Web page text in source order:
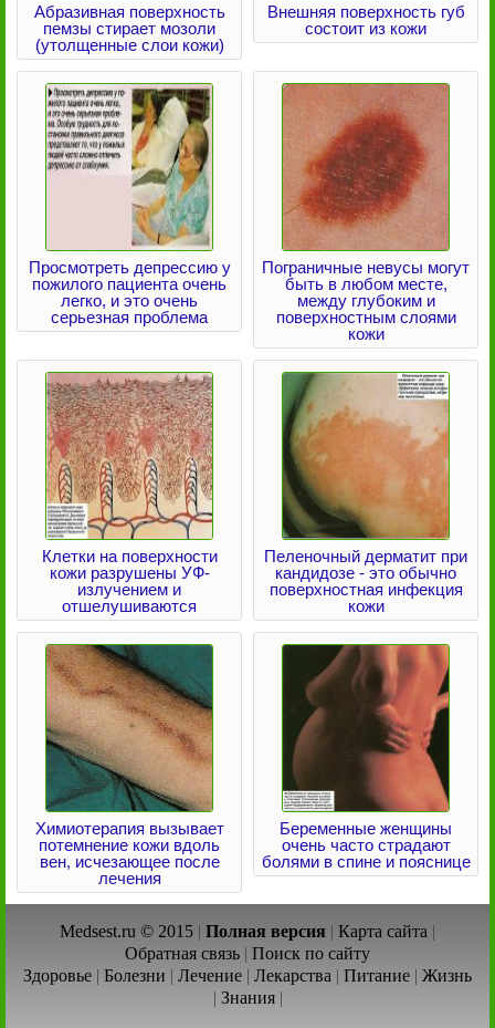
Абразивная поверхность
пемзы стирает мозоли
(утолщенные слои кожи)
Внешняя поверхность губ
состоит из кожи
Просмотреть депрессию у
пожилого пациента очень
легко, и это очень
серьезная проблема
Пограничные невусы могут
быть в любом месте,
между глубоким и
поверхностным слоями
кожи
Клетки на поверхности
кожи разрушены УФ-
излучением и
отшелушиваются
Пеленочный дерматит при
кандидозе - это обычно
поверхностная инфекция
кожи
Химиотерапия вызывает
потемнение кожи вдоль
вен, исчезающее после
лечения
Беременные женщины
очень часто страдают
болями в спине и пояснице
Medsest.ru © 2015 | Полная версия | Карта сайта |
Обратная связь | Поиск по сайту
Здоровье | Болезни | Лечение | Лекарства | Питание | Жизнь
| Знания|